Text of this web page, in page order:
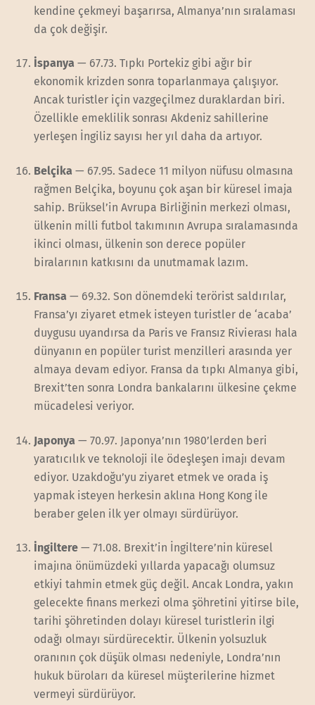
kendine çekmeyi başarırsa, Almanya’nın sıralaması
da çok değişir.
İspanya — 67.73. Tıpkı Portekiz gibi ağır bir
ekonomik krizden sonra toparlanmaya çalışıyor.
Ancak turistler için vazgeçilmez duraklardan biri.
Özellikle emeklilik sonrası Akdeniz sahillerine
yerleşen İngiliz sayısı her yıl daha da artıyor.
Belçika — 67.95. Sadece 11 milyon nüfusu olmasına
rağmen Belçika, boyunu çok aşan bir küresel imaja
sahip. Brüksel’in Avrupa Birliğinin merkezi olması,
ülkenin milli futbol takımının Avrupa sıralamasında
ikinci olması, ülkenin son derece popüler
biralarının katkısını da unutmamak lazım.
Fransa — 69.32. Son dönemdeki terörist saldırılar,
Fransa’yı ziyaret etmek isteyen turistler de ‘acaba’
duygusu uyandırsa da Paris ve Fransız Rivierası hala
dünyanın en popüler turist menzilleri arasında yer
almaya devam ediyor. Fransa da tıpkı Almanya gibi,
Brexit’ten sonra Londra bankalarını ülkesine çekme
mücadelesi veriyor.
Japonya — 70.97. Japonya’nın 1980’lerden beri
yaratıcılık ve teknoloji ile ödeşleşen imajı devam
ediyor. Uzakdoğu’yu ziyaret etmek ve orada iş
yapmak isteyen herkesin aklına Hong Kong ile
beraber gelen ilk yer olmayı sürdürüyor.
İngiltere — 71.08. Brexit’in İngiltere’nin küresel
imajına önümüzdeki yıllarda yapacağı olumsuz
etkiyi tahmin etmek güç değil. Ancak Londra, yakın
gelecekte finans merkezi olma şöhretini yitirse bile,
tarihi şöhretinden dolayı küresel turistlerin ilgi
odağı olmayı sürdürecektir. Ülkenin yolsuzluk
oranının çok düşük olması nedeniyle, Londra’nın
hukuk büroları da küresel müşterilerine hizmet
vermeyi sürdürüyor.